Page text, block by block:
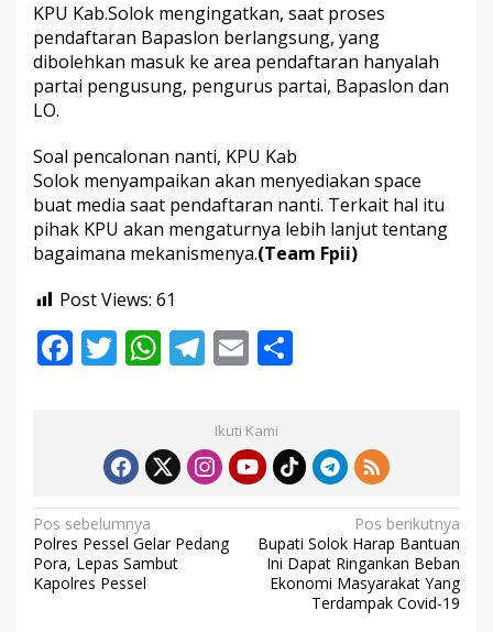
n
T
i
d
a
o
l
e
h
M
a
A
r
n
d
f
t
a
r
KPU Kab.Solok mengingatkan, saat proses
pendaftaran Bapaslon berlangsung, yang
dibolehkan masuk ke area pendaftaran hanyalah
partai pengusung, pengurus partai, Bapaslon dan
LO.
Soal pencalonan nanti, KPU Kab
Solok menyampaikan akan menyediakan space
buat media saat pendaftaran nanti. Terkait hal itu
pihak KPU akan mengaturnya lebih lanjut tentang
bagaimana mekanismenya.(Team Fpii)
Post Views: 61
F
o
k
T
er
W
s
A
p
p
T
e
gr
a
m
E
ai
l e
Ikuti Kami
N
a
v
Pos sebelumnya
Polres Pessel Gelar Pedang
Pora, Lepas Sambut
Kapolres Pessel
Pos berikutnya
Bupati Solok Harap Bantuan
Ini Dapat Ringankan Beban
Ekonomi Masyarakat Yang
Terdampak Covid-19